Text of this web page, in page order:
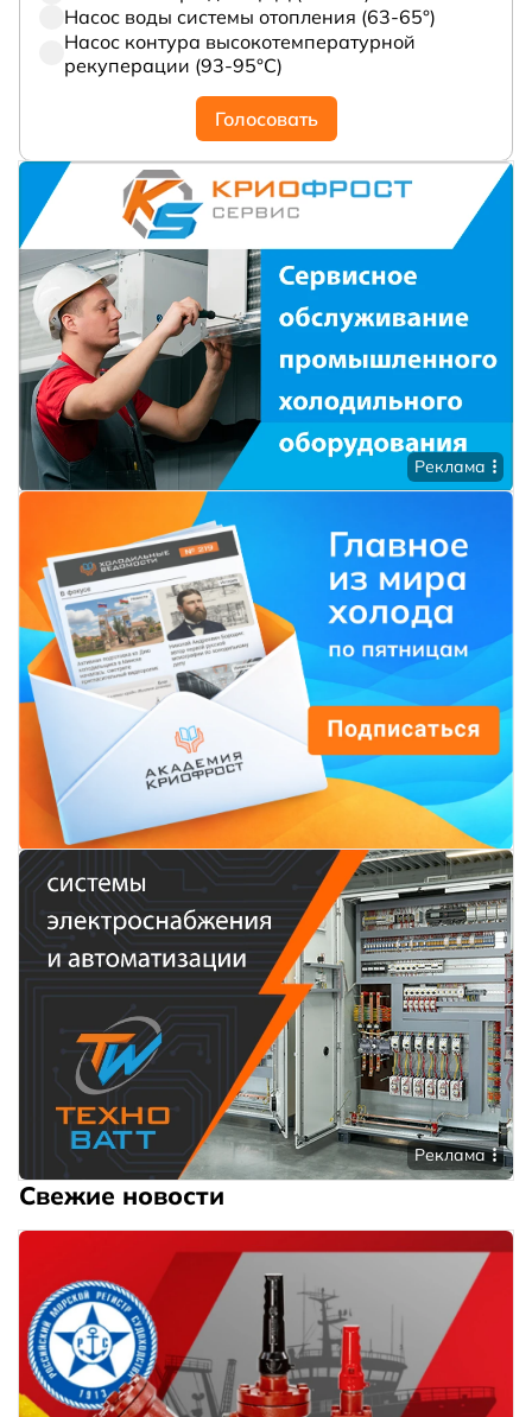
Насос воды системы отопления (63-65°)
Насос контура высокотемпературной
рекуперации (93-95°С)
Голосовать
Реклама
Реклама
Свежие новости